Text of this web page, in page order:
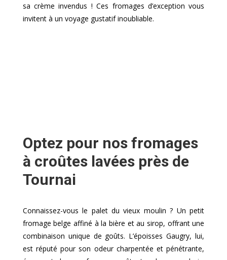
sa crème invendus ! Ces fromages d’exception vous
invitent à un voyage gustatif inoubliable.
Optez pour nos fromages
à croûtes lavées près de
Tournai
Connaissez-vous le palet du vieux moulin ? Un petit
fromage belge affiné à la bière et au sirop, offrant une
combinaison unique de goûts. L’époisses Gaugry, lui,
est réputé pour son odeur charpentée et pénétrante,